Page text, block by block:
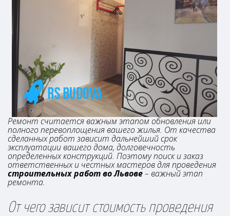
Ремонт считается важным этапом обновления или
полного перевоплощения вашего жилья. От качества
сделанных работ зависит дальнейший срок
эксплуатации вашего дома, долговечность
определенных конструкций. Поэтому поиск и заказ
ответственных и честных мастеров для проведения
строительных работ во Львове– важный этап
ремонта.
От чего зависит стоимость проведения